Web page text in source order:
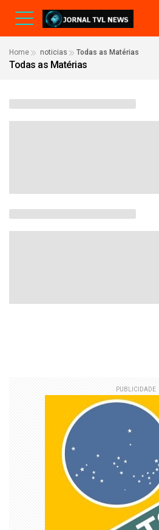
Home noticias Todas as Matérias
Todas as Matérias
PUBLICIDADE